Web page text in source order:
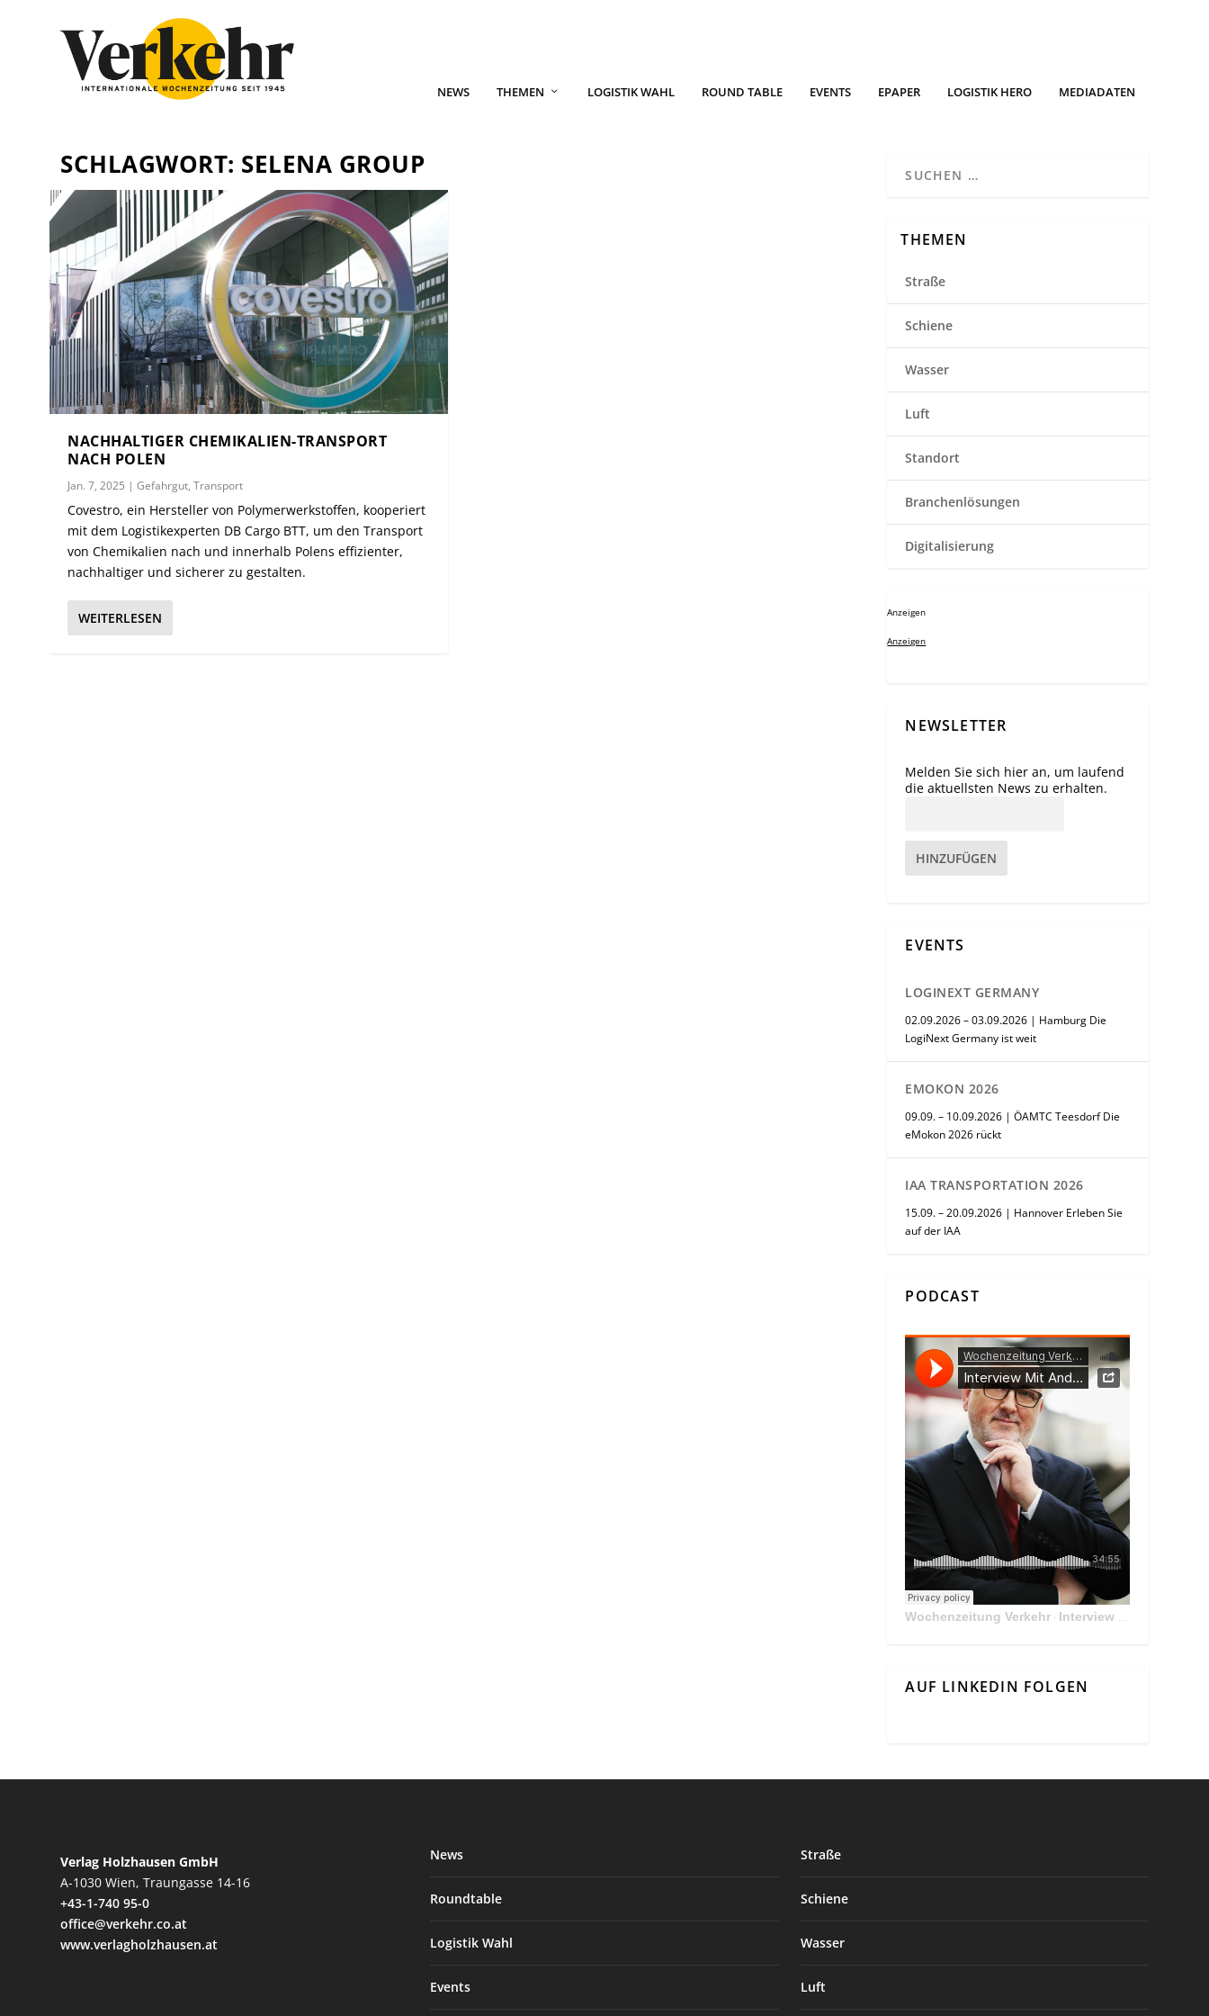
NEWS THEMEN LOGISTIK WAHL ROUND TABLE EVENTS EPAPER LOGISTIK HERO MEDIADATEN
SCHLAGWORT: SELENA GROUP
NACHHALTIGER CHEMIKALIEN-TRANSPORT
NACH POLEN
Jan. 7, 2025 |Gefahrgut,Transport
Covestro, ein Hersteller von Polymerwerkstoffen, kooperiert
mit dem Logistikexperten DB Cargo BTT, um den Transport
von Chemikalien nach und innerhalb Polens effizienter,
nachhaltiger und sicherer zu gestalten.
WEITERLESEN
THEMEN
Straße
Schiene
Wasser
Luft
Standort
Branchenlösungen
Digitalisierung
Anzeigen
Anzeigen
NEWSLETTER
Melden Sie sich hier an, um laufend
die aktuellsten News zu erhalten.
HINZUFÜGEN
EVENTS
LOGINEXT GERMANY
02.09.2026 – 03.09.2026 | Hamburg Die
LogiNext Germany ist weit
EMOKON 2026
09.09. – 10.09.2026 | ÖAMTC Teesdorf Die
eMokon 2026 rückt
IAA TRANSPORTATION 2026
15.09. – 20.09.2026 | Hannover Erleben Sie
auf der IAA
PODCAST
Wochenzeitung Verkehr · Interview Mit Andreas Matthä, CEO der ÖBB Holding
AUF LINKEDIN FOLGEN
Verlag Holzhausen GmbH
A-1030 Wien, Traungasse 14-16
+43-1-740 95-0
office@verkehr.co.at
www.verlagholzhausen.at
News
Roundtable
Logistik Wahl
Events
Straße
Schiene
Wasser
Luft